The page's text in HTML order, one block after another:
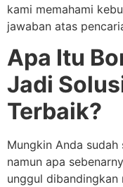
kami memahami
jawaban atas
Apa Itu
Jadi
Terbaik?
Mungkin Anda sudah
namun apa
unggul